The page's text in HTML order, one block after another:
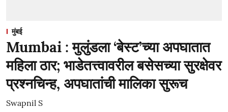
मुंबई
Mumbai : मुलुंडला ‘बेस्ट’च्या अपघातात
महिला ठार; भाडेतत्त्वावरील बसेसच्या सुरक्षेवर
प्रश्नचिन्ह, अपघातांची मालिका सुरूच
Swapnil S